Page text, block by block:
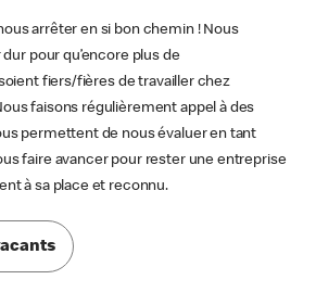
arrêter en si bon chemin ! Nous
pour qu’encore plus de
fiers/fières de travailler chez
faisons régulièrement appel à des
permettent de nous évaluer en tant
faire avancer pour rester une entreprise
à sa place et reconnu.